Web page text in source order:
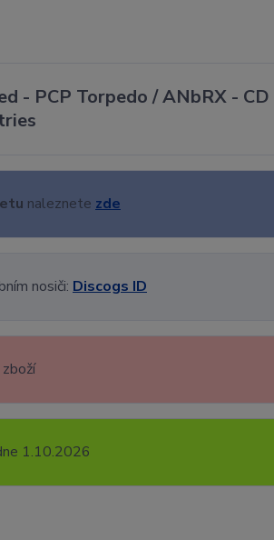
- PCP Torpedo / ANbRX -
naleznete zde
nosiči: Discogs ID
1.10.2026